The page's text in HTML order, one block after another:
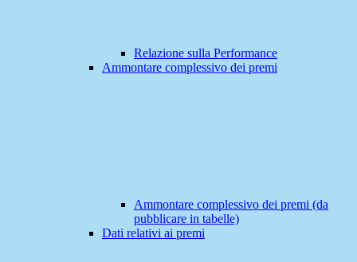
Relazione sulla Performance
Ammontare complessivo dei premi
Ammontare complessivo dei premi (da
pubblicare in tabelle)
Dati relativi ai premi